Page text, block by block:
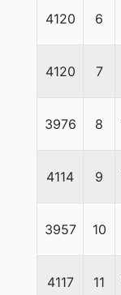
4120 6
4120 7
3976 8
4114 9
3957 10
4117 11